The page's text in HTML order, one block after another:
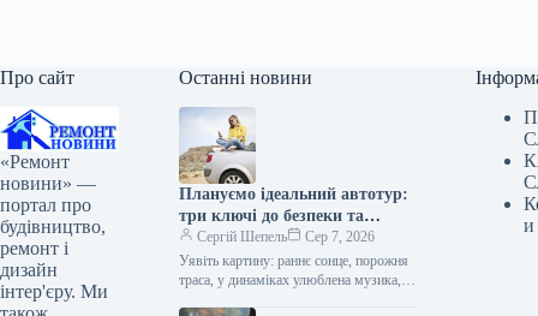
Про сайт
«Ремонт
новини» —
портал про
будівництво,
ремонт і
дизайн
інтер'єру. Ми
Останні новини
Плануємо ідеальний автотур:
три ключі до безпеки та
комфорту
Сергій Шепель
Сер 7, 2026
Уявіть картину: раннє сонце, порожня
траса, у динаміках улюблена музика, а
и